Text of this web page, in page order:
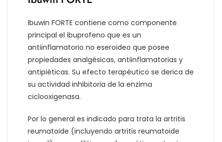
Ibuwin FORTE contiene como componente
principal el ibuprofeno que es un
antiinflamatorio no eseroideo que posee
propiedades analgésicas, antiinflamatorias y
antipiéticas. Su efecto terapéutico se derica de
su actividad inhibitoria de la enzima
ciclooxigenasa.
Por lo general es indicado para trata la artritis
reumatoide (incluyendo artritis reumatoide